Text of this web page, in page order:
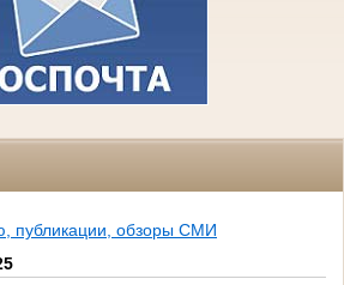
публикации, обзоры СМИ